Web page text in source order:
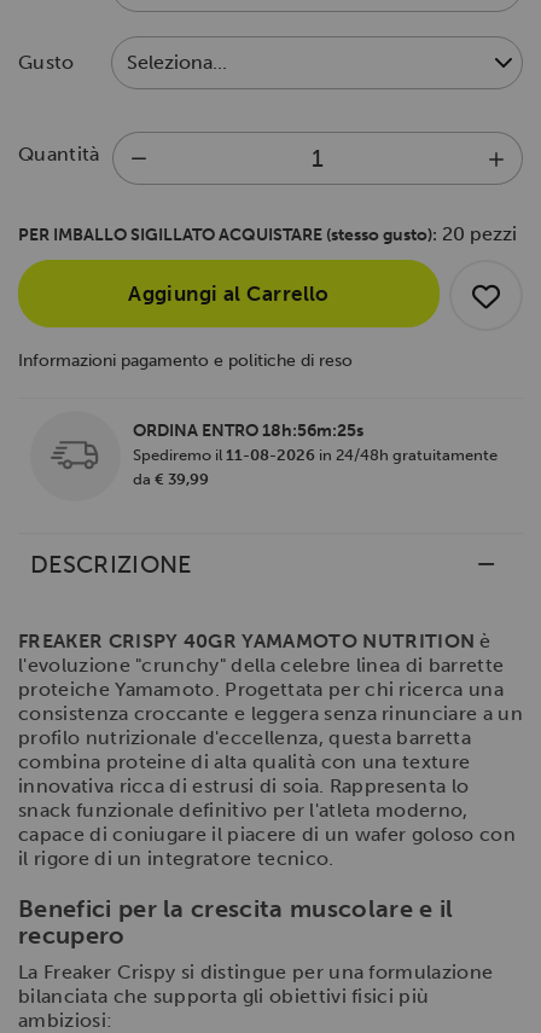
Gusto
Quantità
PER IMBALLO SIGILLATO ACQUISTARE (stesso gusto): 20 pezzi
Aggiungi al Carrello
Informazioni pagamento e politiche di reso
ORDINA ENTRO18h:56m:25s
Spediremo il 11-08-2026 in 24/48h gratuitamente
da € 39,99
DESCRIZIONE
FREAKER CRISPY 40GR YAMAMOTO NUTRITION è
l'evoluzione "crunchy" della celebre linea di barrette
proteiche Yamamoto. Progettata per chi ricerca una
consistenza croccante e leggera senza rinunciare a un
profilo nutrizionale d'eccellenza, questa barretta
combina proteine di alta qualità con una texture
innovativa ricca di estrusi di soia. Rappresenta lo
snack funzionale definitivo per l'atleta moderno,
capace di coniugare il piacere di un wafer goloso con
il rigore di un integratore tecnico.
Benefici per la crescita muscolare e il
recupero
La Freaker Crispy si distingue per una formulazione
bilanciata che supporta gli obiettivi fisici più
ambiziosi: